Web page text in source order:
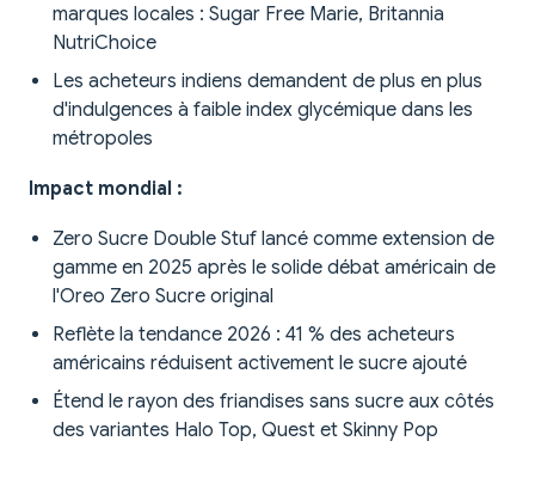
marques locales : Sugar Free Marie, Britannia
NutriChoice
Les acheteurs indiens demandent de plus en plus
d'indulgences à faible index glycémique dans les
métropoles
Impact mondial :
Zero Sucre Double Stuf lancé comme extension de
gamme en 2025 après le solide débat américain de
l'Oreo Zero Sucre original
Reflète la tendance 2026 : 41 % des acheteurs
américains réduisent activement le sucre ajouté
Étend le rayon des friandises sans sucre aux côtés
des variantes Halo Top, Quest et Skinny Pop